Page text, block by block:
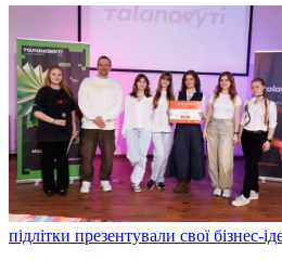
підлітки презентували свої бізнес-